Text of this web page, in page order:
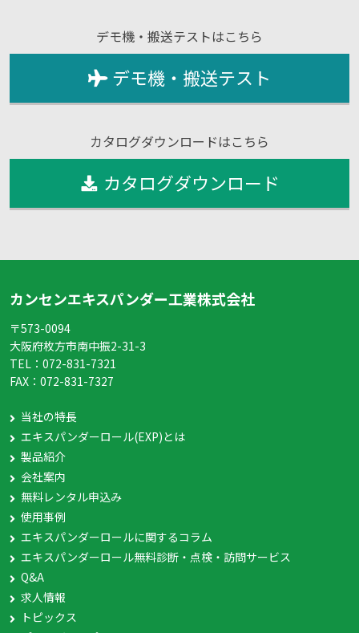
デモ機・搬送テストはこちら
デモ機・搬送テスト
カタログダウンロードはこちら
カタログダウンロード
カンセンエキスパンダー工業株式会社
〒573-0094
大阪府枚方市南中振2-31-3
TEL： 072-831-7321
FAX： 072-831-7327
当社の特長
エキスパンダーロール(EXP)とは
製品紹介
会社案内
無料レンタル申込み
使用事例
エキスパンダーロールに関するコラム
エキスパンダーロール無料診断・点検・訪問サービス
Q&A
求人情報
トピックス